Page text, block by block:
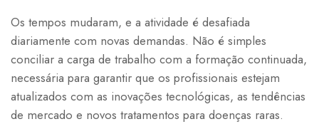
Os tempos mudaram, e a atividade é desafiada
diariamente com novas demandas. Não é simples
conciliar a carga de trabalho com a formação continuada,
necessária para garantir que os profissionais estejam
atualizados com as inovações tecnológicas, as tendências
de mercado e novos tratamentos para doenças raras.